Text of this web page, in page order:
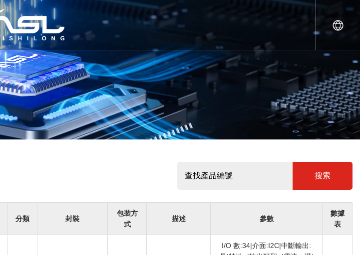
搜索
分類 封裝
包裝方
式
描述 參數
數據
表
I/O 數:34|介面:I2C|中斷輸出: